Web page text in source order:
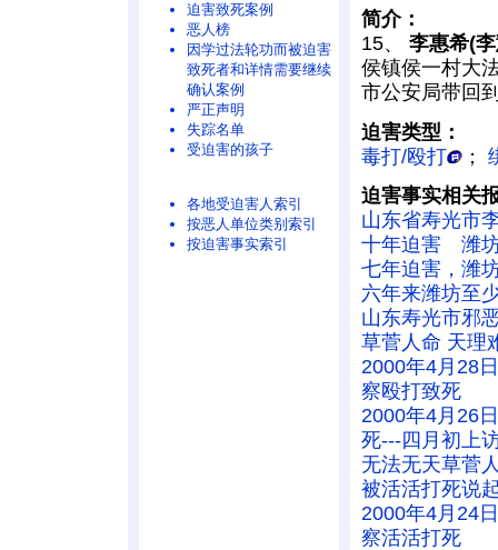
迫害致死案例
恶人榜
因学过法轮功而被迫害
致死者和详情需要继续
确认案例
严正声明
失踪名单
受迫害的孩子
各地受迫害人索引
按恶人单位类别索引
按迫害事实索引
简介：
15、
李惠希(
侯镇侯一村大
市公安局带回
迫害类型：
毒打/殴打
；
迫害事实相关
山东省寿光市
十年迫害 潍坊
七年迫害，潍
六年来潍坊至
山东寿光市邪
草菅人命 天理
2000年4月28
察殴打致死
2000年4月26
死---四月初上
无法无天草菅
被活活打死说
2000年4月24
察活活打死